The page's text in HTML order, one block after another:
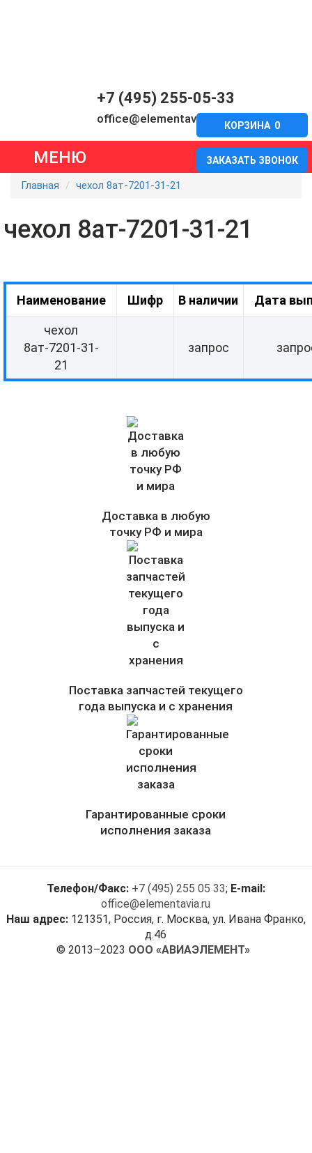
+7 (495) 255-05-33
office@elementavia.ru
ЗАКАЗАТЬ ЗВОНОК
КОРЗИНА 0
МЕНЮ
Главная чехол 8ат-7201-31-21
чехол 8ат-7201-31-21
Наименование Шифр В наличии Дата
чехол
8ат-7201-31-
21
запрос
Доставка в любую
точку РФ и мира
Поставка запчастей текущего
года выпуска и с хранения
Гарантированные сроки
исполнения заказа
Телефон/Факс: +7 (495) 255 05 33; E-mail:
office@elementavia.ru
Наш адрес: 121351, Россия, г. Москва, ул. Ивана Франко,
д.46
© 2013–2023 ООО «АВИАЭЛЕМЕНТ»